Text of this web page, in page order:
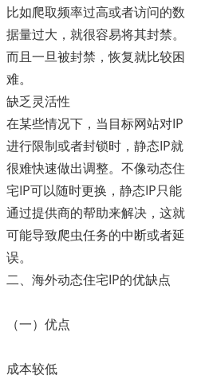
比如爬取频率过高或者访问的数
据量过大，就很容易将其封禁。
而且一旦被封禁，恢复就比较困
难。
缺乏灵活性
在某些情况下，当目标网站对IP
进行限制或者封锁时，静态IP就
很难快速做出调整。不像动态住
宅IP可以随时更换，静态IP只能
通过提供商的帮助来解决，这就
可能导致爬虫任务的中断或者延
误。
二、海外动态住宅IP的优缺点
（一）优点
成本较低